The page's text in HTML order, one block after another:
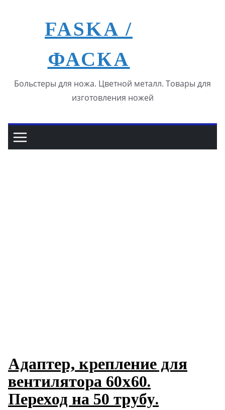
содержимомуFASKA /
ФАСКА
Больстеры для ножа. Цветной металл. Товары для
изготовления ножей
Адаптер, крепление для
вентилятора 60х60.
Переход на 50 трубу.